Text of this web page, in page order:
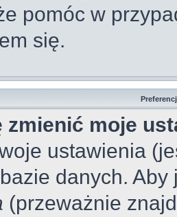
pomóc w
się.
zmienić moje
ustawienia
danych.
(przeważnie